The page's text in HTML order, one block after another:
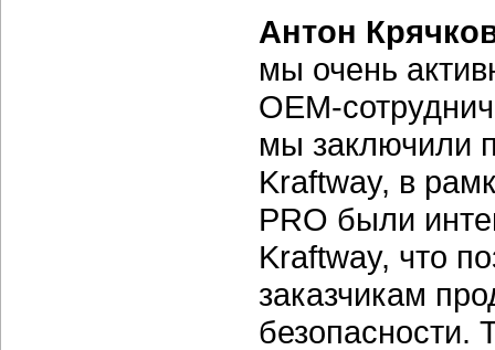
Антон
мы очень
OEM-
мы заключили
Kraftway, в
PRO были
Kraftway, что
заказчикам
безопасности.